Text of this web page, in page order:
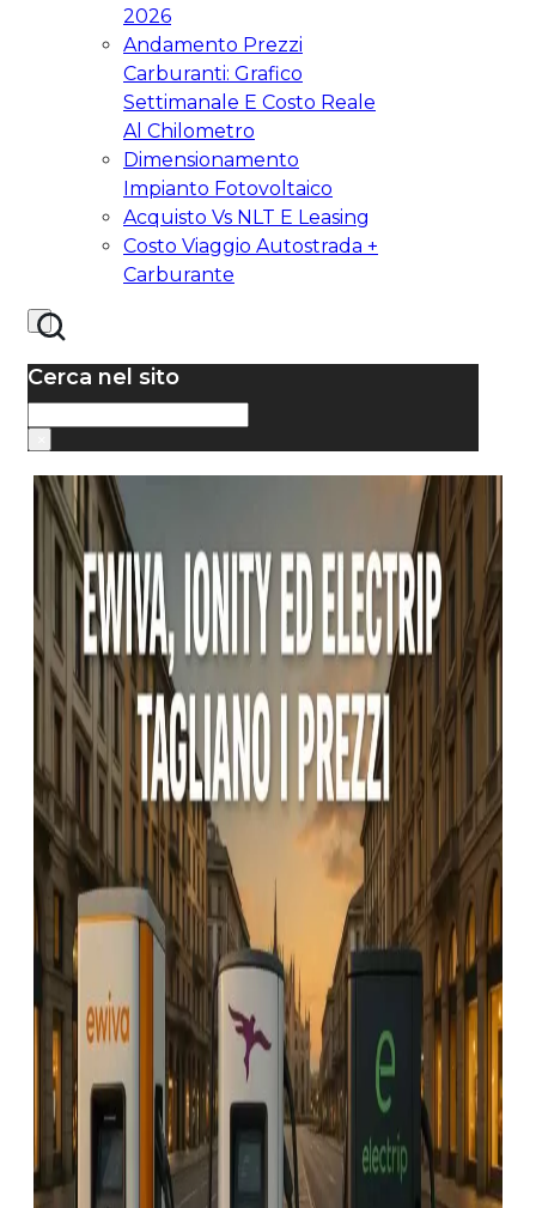
2026
Andamento Prezzi
Carburanti: Grafico
Settimanale E Costo Reale
Al Chilometro
Dimensionamento
Impianto Fotovoltaico
Acquisto Vs NLT E Leasing
Costo Viaggio Autostrada +
Carburante
Cerca nel sito